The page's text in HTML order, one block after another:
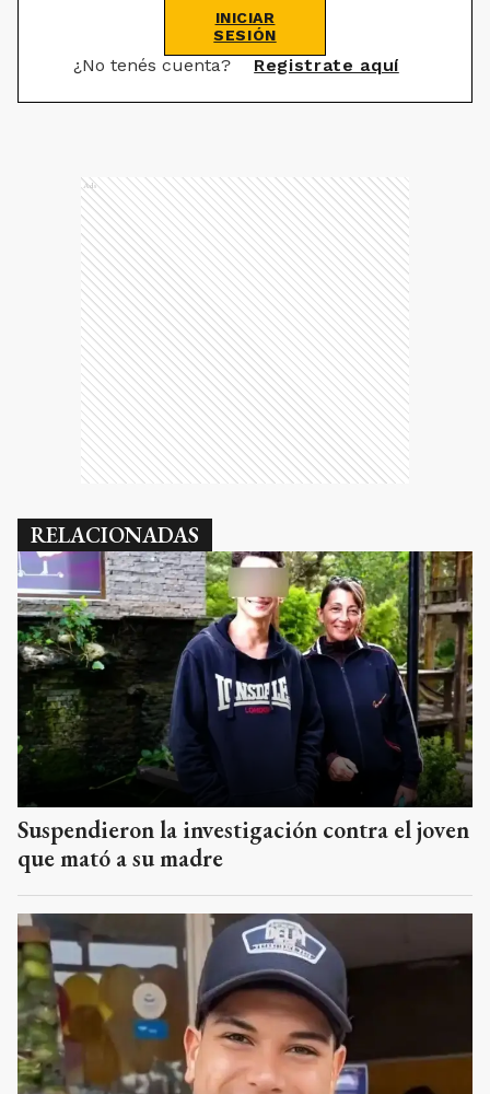
INICIAR
SESIÓN
¿No tenés cuenta? Registrate aquí
Ads
RELACIONADAS
Suspendieron la investigación contra el joven
que mató a su madre